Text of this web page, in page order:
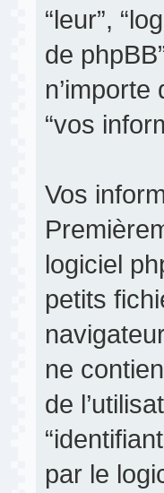
“leur”,
de
“vos
Vos
logiciel
petits
ne
de
par le